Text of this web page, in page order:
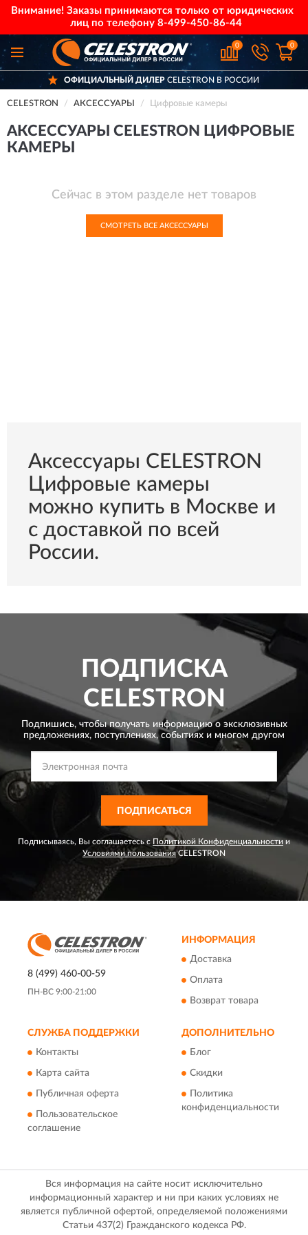
Внимание! Заказы принимаются только от юридических
лиц по телефону 8-499-450-86-44
0 0
ОФИЦИАЛЬНЫЙ ДИЛЕРCELESTRON В РОССИИ
CELESTRON АКСЕССУАРЫ Цифровые камеры
АКСЕССУАРЫ CELESTRON ЦИФРОВЫЕ
КАМЕРЫ
Сейчас в этом разделе нет товаров
СМОТРЕТЬ ВСЕ АКСЕССУАРЫ
Аксессуары CELESTRON
Цифровые камеры
можно купить в Москве и
с доставкой по всей
России.
ПОДПИСКА
CELESTRON
Подпишись, чтобы получать информацию о эксклюзивных
предложениях, поступлениях, событиях и многом другом
ПОДПИСАТЬСЯ
Подписываясь, Вы соглашаетесь с Политикой Конфиденциальности и
Условиями пользованияCELESTRON
8 (499) 460-00-59
ПН-ВС 9:00-21:00
ИНФОРМАЦИЯ
Доставка
Оплата
Возврат товара
СЛУЖБА ПОДДЕРЖКИ
Контакты
Карта сайта
Публичная оферта
Пользовательское
соглашение
ДОПОЛНИТЕЛЬНО
Блог
Скидки
Политика
конфиденциальности
Вся информация на сайте носит исключительно
информационный характер и ни при каких условиях не
является публичной офертой, определяемой положениями
Статьи 437(2) Гражданского кодекса РФ.